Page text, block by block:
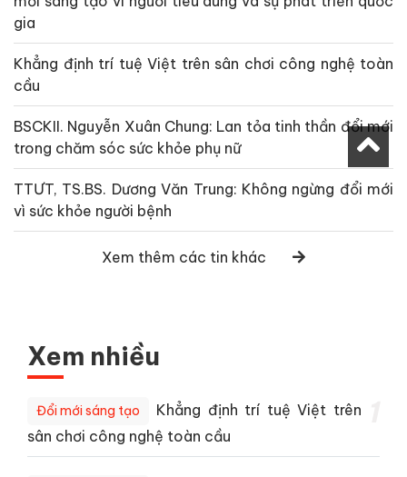
gia
Khẳng định trí tuệ Việt trên sân chơi công nghệ toàn
cầu
BSCKII. Nguyễn Xuân Chung: Lan tỏa tinh thần đổi mới
trong chăm sóc sức khỏe phụ nữ
TTƯT, TS.BS. Dương Văn Trung: Không ngừng đổi mới
vì sức khỏe người bệnh
Xem thêm các tin khác
Xem nhiều
Đổi mới sáng tạo
Khẳng định trí tuệ Việt trên
sân chơi công nghệ toàn cầu